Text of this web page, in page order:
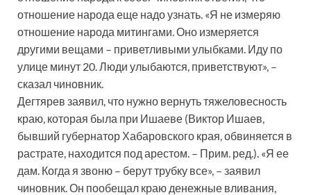
отношение народа еще надо узнать. «Я не измеряю
отношение народа митингами. Оно измеряется
другими вещами – приветливыми улыбками. Иду по
улице минут 20. Люди улыбаются, приветствуют», –
сказал чиновник.
Дегтярев заявил, что нужно вернуть тяжеловесность
краю, которая была при Ишаеве (Виктор Ишаев,
бывший губернатор Хабаровского края, обвиняется в
растрате, находится под арестом. – Прим. ред.). «Я ее
дам. Когда я звоню – берут трубку все», – заявил
чиновник. Он пообещал краю денежные вливания,